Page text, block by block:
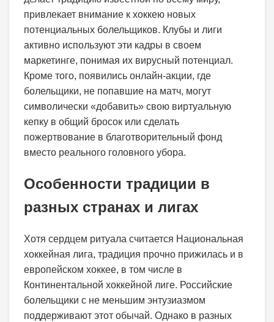
привлекает внимание к хоккею новых
потенциальных болельщиков. Клубы и лиги
активно используют эти кадры в своем
маркетинге, понимая их вирусный потенциал.
Кроме того, появились онлайн-акции, где
болельщики, не попавшие на матч, могут
символически «добавить» свою виртуальную
кепку в общий бросок или сделать
пожертвование в благотворительный фонд
вместо реального головного убора.
Особенности традиции в
разных странах и лигах
Хотя сердцем ритуала считается Национальная
хоккейная лига, традиция прочно прижилась и в
европейском хоккее, в том числе в
Континентальной хоккейной лиге. Российские
болельщики с не меньшим энтузиазмом
поддерживают этот обычай. Однако в разных